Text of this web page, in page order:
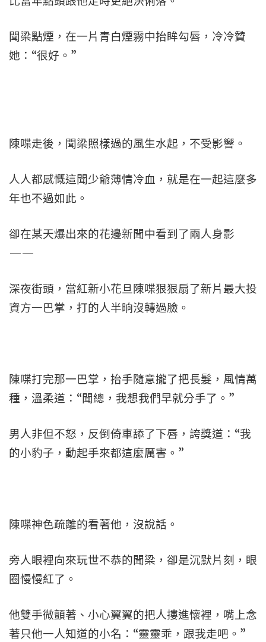
聞梁點煙，在一片青白煙霧中抬眸勾唇，冷冷贊
她：“很好。”
陳喋走後，聞梁照樣過的風生水起，不受影響。
人人都感慨這聞少爺薄情冷血，就是在一起這麼多
年也不過如此。
卻在某天爆出來的花邊新聞中看到了兩人身影
——
深夜街頭，當紅新小花旦陳喋狠狠扇了新片最大投
資方一巴掌，打的人半晌沒轉過臉。
陳喋打完那一巴掌，抬手隨意攏了把長髮，風情萬
種，溫柔道：“聞總，我想我們早就分手了。”
男人非但不怒，反倒倚車舔了下唇，誇獎道：“我
的小豹子，動起手來都這麼厲害。”
陳喋神色疏離的看著他，沒說話。
旁人眼裡向來玩世不恭的聞梁，卻是沉默片刻，眼
圈慢慢紅了。
他雙手微顫著、小心翼翼的把人摟進懷裡，嘴上念
著只他一人知道的小名：“靈靈乖，跟我走吧。”